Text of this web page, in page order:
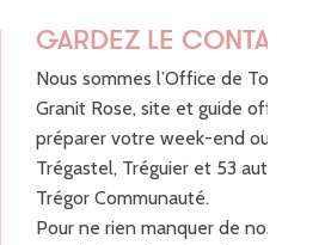
GARDEZ LE CONTACT !
Nous sommes l’Office de
Granit Rose, site et guide officiel
préparer votre week-end ou vos
Trégastel, Tréguier et 53 autres
Trégor Communauté.
Pour ne rien manquer de nos bons